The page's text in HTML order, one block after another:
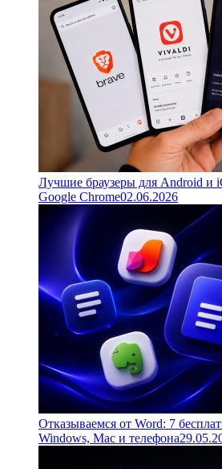
Лучшие браузеры для Android и
Google Chrome02.06.2026
Отказываемся от Word: 7
Windows, Mac и телефона